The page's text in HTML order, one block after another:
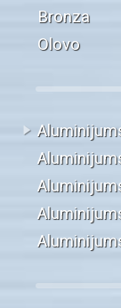
Bronza
Olovo